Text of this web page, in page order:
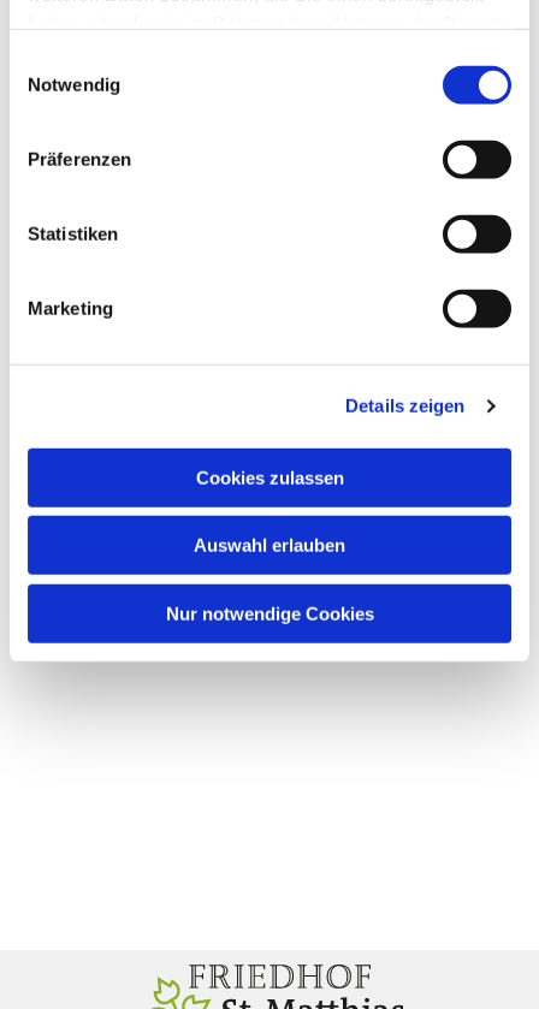
Notwendig
Präferenzen
Statistiken
Marketing
Details zeigen
Cookies zulassen
Auswahl erlauben
Nur notwendige Cookies